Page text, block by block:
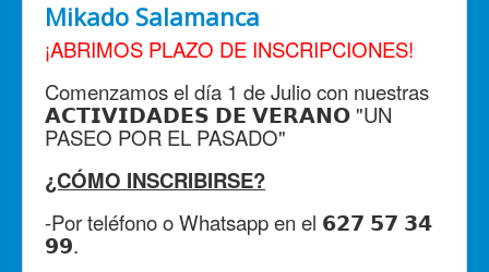
Mikado Salamanca
¡ABRIMOS PLAZO DE INSCRIPCIONES!
Comenzamos el día 1 de Julio con nuestras
𝗔𝗖𝗧𝗜𝗩𝗜𝗗𝗔𝗗𝗘𝗦 𝗗𝗘 𝗩𝗘𝗥𝗔𝗡𝗢 "UN
PASEO POR EL PASADO"
¿CÓMO INSCRIBIRSE?
-Por teléfono o Whatsapp en el 𝟲𝟮𝟳 𝟱𝟳 𝟯𝟰
𝟵𝟵.